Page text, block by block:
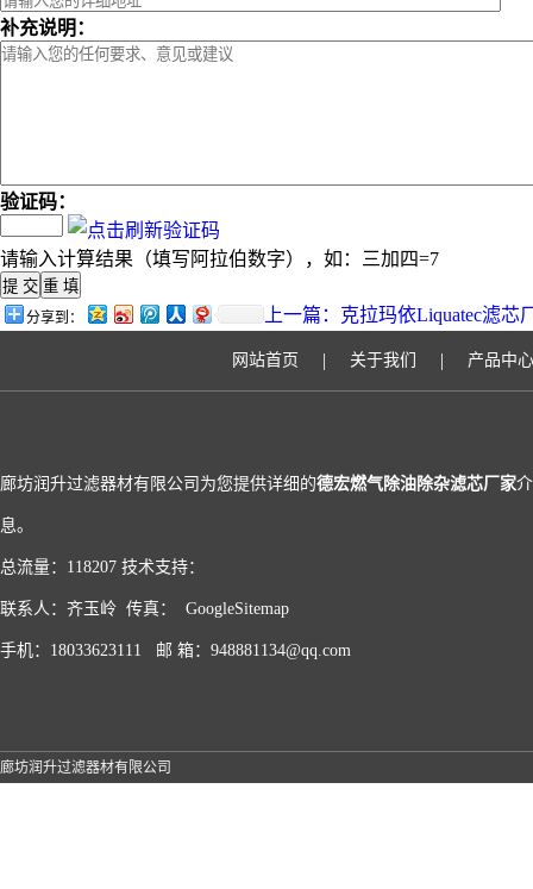
补充说明：
验证码：
请输入计算结果（填写阿拉伯数字），如：三加四=7
分享到： 上一篇： 克拉玛依Liquatec滤芯
网站首页 | 关于我们 | 产品中心
廊坊润升过滤器材有限公司为您提供详细的德宏燃气除油除杂滤芯厂家
息。
总流量：118207 技术支持：
联系人：齐玉岭 传真： GoogleSitemap
手机：18033623111 邮 箱： 948881134@qq.com
廊坊润升过滤器材有限公司